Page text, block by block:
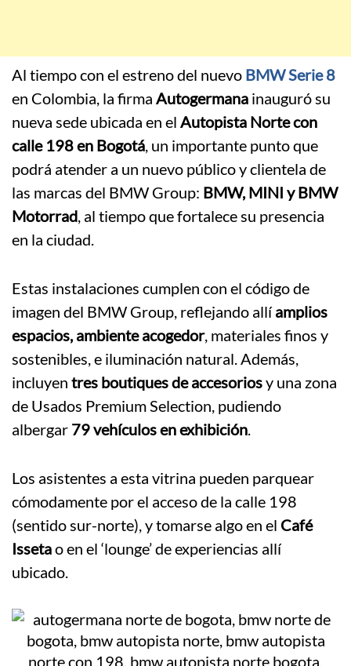
Al tiempo con el estreno del nuevo BMW Serie 8
en Colombia, la firma Autogermana inauguró su
nueva sede ubicada en el Autopista Norte con
calle 198 en Bogotá, un importante punto que
podrá atender a un nuevo público y clientela de
las marcas del BMW Group: BMW, MINI y BMW
Motorrad, al tiempo que fortalece su presencia
en la ciudad.
Estas instalaciones cumplen con el código de
imagen del BMW Group, reflejando allíamplios
espacios, ambiente acogedor, materiales finos y
sostenibles, e iluminación natural. Además,
incluyen tres boutiques de accesoriosy una zona
de Usados Premium Selection, pudiendo
albergar 79 vehículos en exhibición.
Los asistentes a esta vitrina pueden parquear
cómodamente por el acceso de la calle 198
(sentido sur-norte), y tomarse algo en el Café
Issetao en el ‘lounge’ de experiencias allí
ubicado.